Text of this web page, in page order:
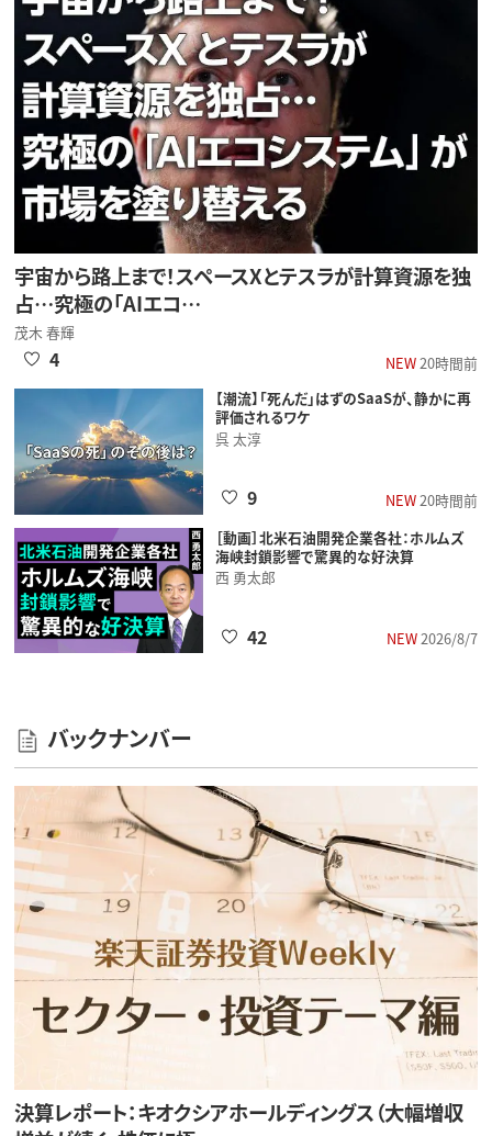
宇宙から路上まで！スペースXとテスラが計算資源を独
占…究極の「AIエコ…
茂木 春輝
NEW20時間前
4
【潮流】「死んだ」はずのSaaSが、静かに再
評価されるワケ
呉 太淳
NEW20時間前
9
［動画］北米石油開発企業各社：ホルムズ
海峡封鎖影響で驚異的な好決算
西 勇太郎
NEW2026/8/7
42
バックナンバー
決算レポート：キオクシアホールディングス（大幅増収